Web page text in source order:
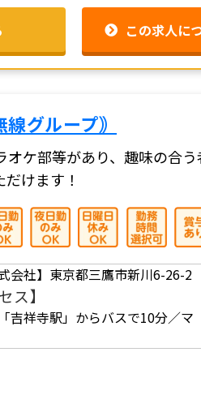
この求人に
グループ｠
ケ部等があり、趣味の合
けます！
会社】東京都三鷹市新川6-26-2
ス】
吉祥寺駅」からバスで10分／マ